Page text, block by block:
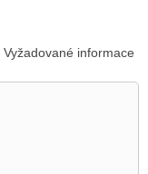
Vyžadované informace